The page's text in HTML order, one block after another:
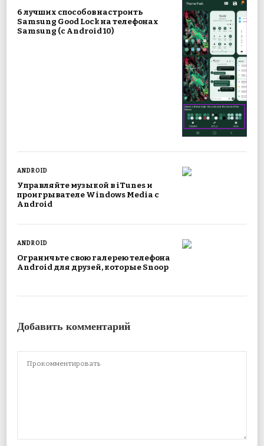
6 лучших способов настроить
Samsung Good Lock на телефонах
Samsung (с Android 10)
ANDROID
Управляйте музыкой в ​​iTunes и
проигрывателе Windows Media с
Android
ANDROID
Ограничьте свою галерею телефона
Android для друзей, которые Snoop
Добавить комментарий